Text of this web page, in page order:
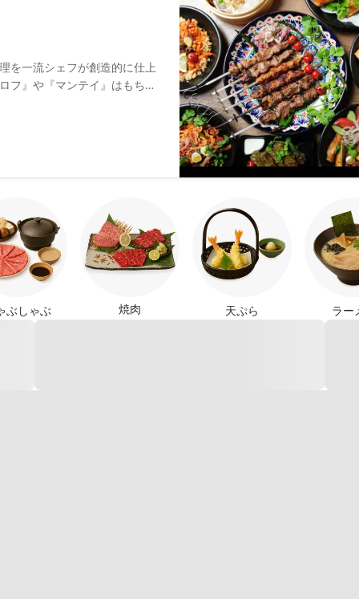
を一流シェフが創造的に仕上
フ』や『マンテイ』はもちろ
ぶしゃぶ 焼肉 天ぷら ラー